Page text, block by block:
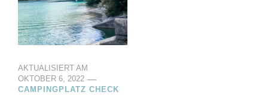
AKTUALISIERT AM
OKTOBER 6, 2022
CAMPINGPLATZ CHECK